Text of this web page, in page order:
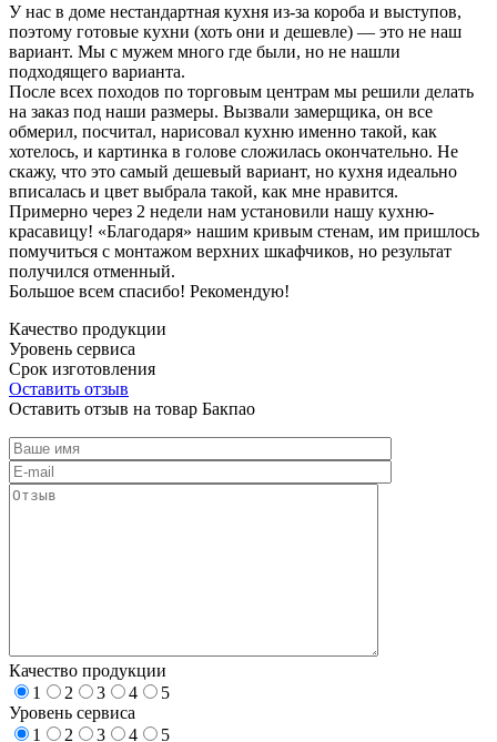
У нас в доме нестандартная кухня из-за короба и выступов,
поэтому готовые кухни (хоть они и дешевле) — это не наш
вариант. Мы с мужем много где были, но не нашли
подходящего варианта.
После всех походов по торговым центрам мы решили делать
на заказ под наши размеры. Вызвали замерщика, он все
обмерил, посчитал, нарисовал кухню именно такой, как
хотелось, и картинка в голове сложилась окончательно. Не
скажу, что это самый дешевый вариант, но кухня идеально
вписалась и цвет выбрала такой, как мне нравится.
Примерно через 2 недели нам установили нашу кухню-
красавицу! «Благодаря» нашим кривым стенам, им пришлось
помучиться с монтажом верхних шкафчиков, но результат
получился отменный.
Большое всем спасибо! Рекомендую!
Качество продукции
Уровень сервиса
Срок изготовления
Оставить отзыв
Оставить отзыв на товар Бакпао
Качество продукции
1
2 3 4
5
Уровень сервиса
1
2 3 4 5